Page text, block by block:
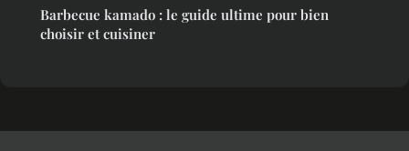
Barbecue kamado : le guide ultime pour bien
choisir et cuisiner